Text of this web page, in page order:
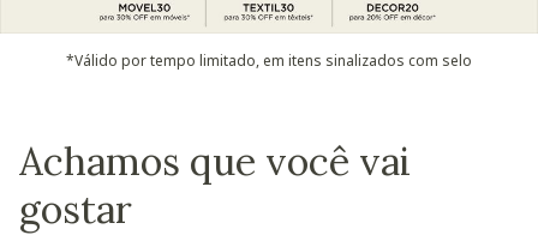
*Válido por tempo limitado, em itens sinalizados com selo
Achamos que você vai
gostar